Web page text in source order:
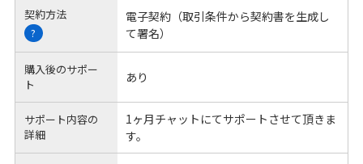
契約方法
?
電子契約（取引条件から契約書を生成し
て署名）
購入後のサポー
ト
あり
サポート内容の
詳細
1ヶ月チャットにてサポートさせて頂きま
す。